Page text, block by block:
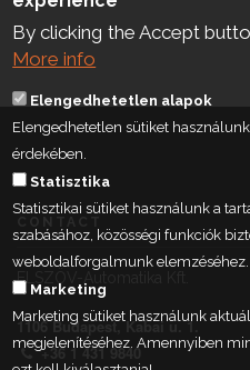
ELSZÖV-Automatika Kft.
1106 Budapest, Kabai u. 1.
+36 1 431 9840
By clicking the Accept
More info
Elengedhetetlen alapok
Elengedhetetlen sütiket
érdekében.
Statisztika
Statisztikai sütiket használunk a
szabásához, közösségi funkciók
weboldalforgalmunk elemzéséhez.
Marketing
Marketing sütiket használunk
megjelenítéséhez. Amennyiben